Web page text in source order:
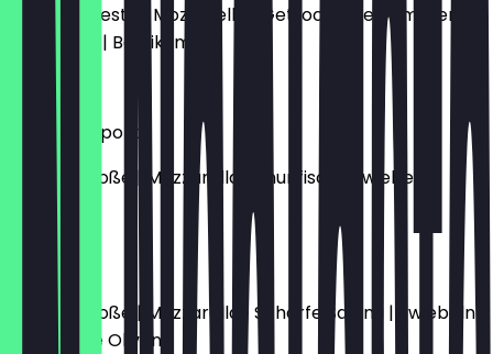
Basilikumpesto | Mozzarella | Getrocknete Tomaten |
Parmesan | Basilikum
Tonno e Cipolla
Tomatensoße | Mozzarella | Thunfisch | Zwiebeln
12,00 €
Diavola
Tomatensoße | Mozzarella | Scharfe Salami | Zwiebeln
| Schwarze Oliven